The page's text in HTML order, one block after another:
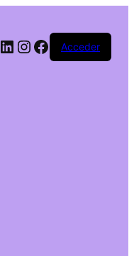
LinkedIn
Instagram
Facebook
Acceder